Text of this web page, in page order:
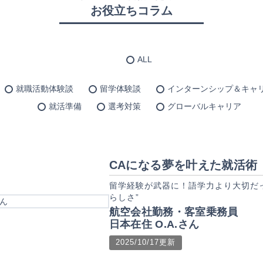
お役立ちコラム
ALL
就職活動体験談 留学体験談
インターンシップ＆キャ
就活準備
選考対策 グローバルキャリア
CAになる夢を叶えた就活術
留学経験が武器に！語学力より大切だ
らしさ”
航空会社勤務・客室乗務員
日本在住 O.A.さん
2025/10/17更新